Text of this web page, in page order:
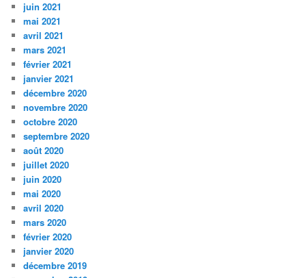
juin 2021
mai 2021
avril 2021
mars 2021
février 2021
janvier 2021
décembre 2020
novembre 2020
octobre 2020
septembre 2020
août 2020
juillet 2020
juin 2020
mai 2020
avril 2020
mars 2020
février 2020
janvier 2020
décembre 2019